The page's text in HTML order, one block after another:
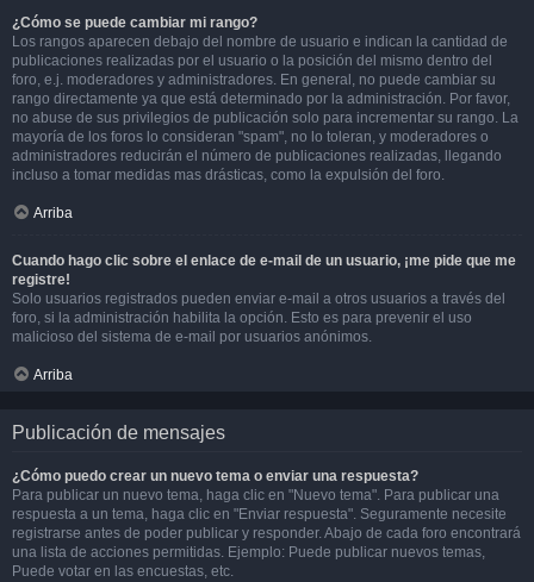
¿Cómo se puede cambiar mi rango?
Los rangos aparecen debajo del nombre de usuario e indican la cantidad de
publicaciones realizadas por el usuario o la posición del mismo dentro del
foro, e.j. moderadores y administradores. En general, no puede cambiar su
rango directamente ya que está determinado por la administración. Por favor,
no abuse de sus privilegios de publicación solo para incrementar su rango. La
mayoría de los foros lo consideran "spam", no lo toleran, y moderadores o
administradores reducirán el número de publicaciones realizadas, llegando
incluso a tomar medidas mas drásticas, como la expulsión del foro.
Arriba
Cuando hago clic sobre el enlace de e-mail de un usuario, ¡me pide que me
registre!
Solo usuarios registrados pueden enviar e-mail a otros usuarios a través del
foro, si la administración habilita la opción. Esto es para prevenir el uso
malicioso del sistema de e-mail por usuarios anónimos.
Arriba
Publicación de mensajes
¿Cómo puedo crear un nuevo tema o enviar una respuesta?
Para publicar un nuevo tema, haga clic en "Nuevo tema". Para publicar una
respuesta a un tema, haga clic en "Enviar respuesta". Seguramente necesite
registrarse antes de poder publicar y responder. Abajo de cada foro encontrará
una lista de acciones permitidas. Ejemplo: Puede publicar nuevos temas,
Puede votar en las encuestas, etc.